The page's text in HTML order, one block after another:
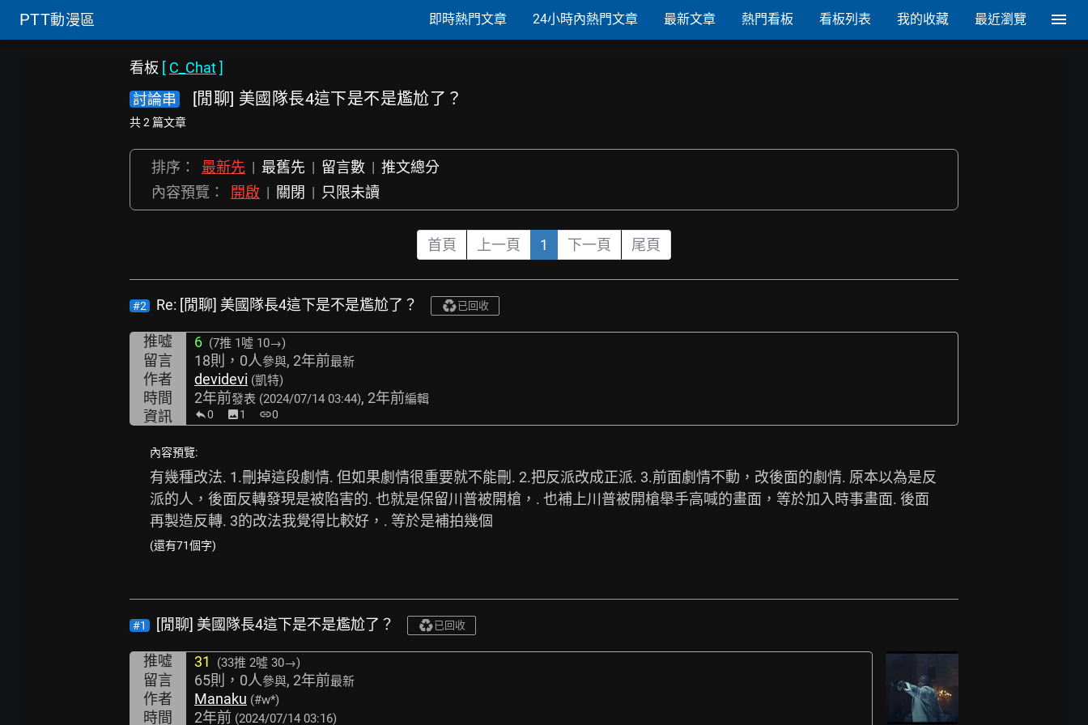
PTT動漫區 即時熱門文章 24小時內熱門文章 最新文章 熱門看板 看板列表 我的收藏 最近瀏覽
看板 [ C_Chat]
討論串
[閒聊] 美國隊長4這下是不是尷尬了？
共 2 篇文章
排序： 最新先 | 最舊先 | 留言數 | 推文總分
內容預覽：
開啟 | 關閉 | 只限未讀
首頁 上一頁 1 下一頁 尾頁
#2 Re: [閒聊] 美國隊長4這下是不是尷尬了？ 已回收
推噓 6 (7推 1噓 10→)
留言 18則，0人參與, 2年前最新
作者 devidevi (凱特)
時間 2年前發表 (2024/07/14 03:44), 2年前編輯
資訊 0 image1 link0
內容預覽:
有幾種改法. 1.刪掉這段劇情. 但如果劇情很重要就不能刪. 2.把反派改成正派. 3.前面劇情不動，改後面的劇情. 原本以為是反
派的人，後面反轉發現是被陷害的. 也就是保留川普被開槍，. 也補上川普被開槍舉手高喊的畫面，等於加入時事畫面. 後面
再製造反轉. 3的改法我覺得比較好，. 等於是補拍幾個
(還有71個字)
#1 [閒聊] 美國隊長4這下是不是尷尬了？ 已回收
推噓 31 (33推 2噓 30→)
留言 65則，0人參與, 2年前最新
作者 Manaku (#w*)
時間 2年前 (2024/07/14 03:16)